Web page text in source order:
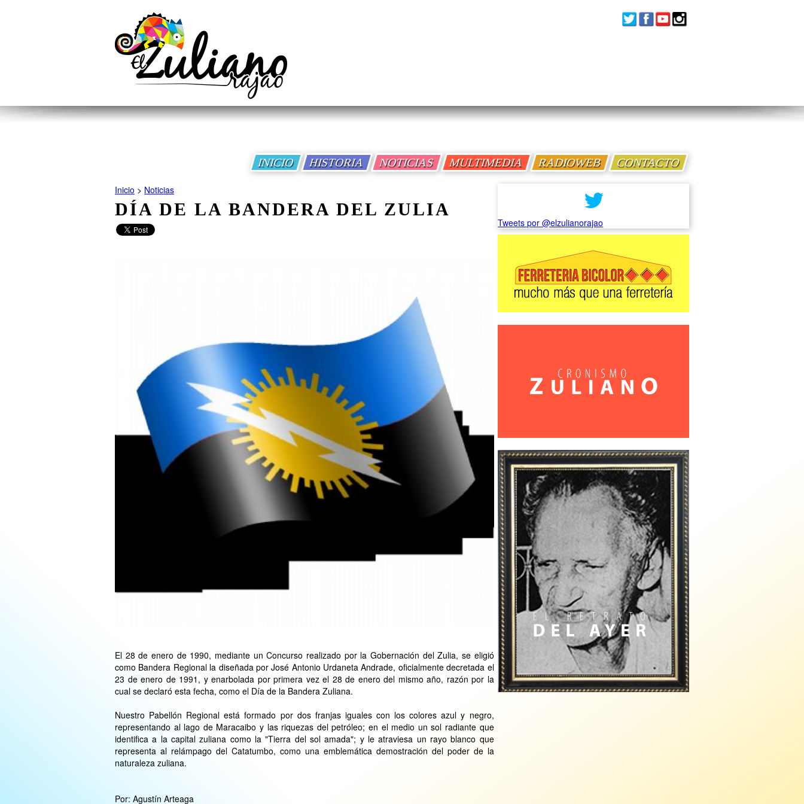
INICIO HISTORIA NOTICIAS MULTIMEDIA RADIOWEB CONTACTO
Inicio > Noticias
DÍA DE LA BANDERA DEL ZULIA
El 28 de enero de 1990, mediante un Concurso realizado por la Gobernación del Zulia, se eligió
como Bandera Regional la diseñada por José Antonio Urdaneta Andrade, oficialmente decretada el
23 de enero de 1991, y enarbolada por primera vez el 28 de enero del mismo año, razón por la
cual se declaró esta fecha, como el Día de la Bandera Zuliana.
Nuestro Pabellón Regional está formado por dos franjas iguales con los colores azul y negro,
representando al lago de Maracaibo y las riquezas del petróleo; en el medio un sol radiante que
identifica a la capital zuliana como la "Tierra del sol amada"; y le atraviesa un rayo blanco que
representa al relámpago del Catatumbo, como una emblemática demostración del poder de la
naturaleza zuliana.
Por: Agustín Arteaga
Tweets por @elzulianorajao